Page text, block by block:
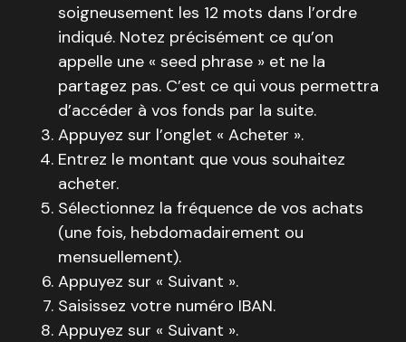
soigneusement les 12 mots dans l’ordre
indiqué. Notez précisément ce qu’on
appelle une « seed phrase » et ne la
partagez pas. C’est ce qui vous permettra
d’accéder à vos fonds par la suite.
Appuyez sur l’onglet « Acheter ».
Entrez le montant que vous souhaitez
acheter.
Sélectionnez la fréquence de vos achats
(une fois, hebdomadairement ou
mensuellement).
Appuyez sur « Suivant ».
Saisissez votre numéro IBAN.
Appuyez sur « Suivant ».